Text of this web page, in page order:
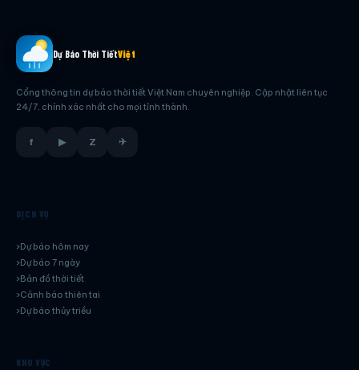
Dự Báo Thời TiếtViệt
Cổng thông tin dự báo thời tiết Việt Nam chuyên nghiệp. Cập nhật liên tục
24/7, chính xác nhất cho mọi tỉnh thành.
f ▶ Z ✈
DỊCH VỤ
Dự báo hôm nay
Dự báo 7 ngày
Bản đồ thời tiết
Cảnh báo thiên tai
Dự báo thủy triều
KHU VỰC